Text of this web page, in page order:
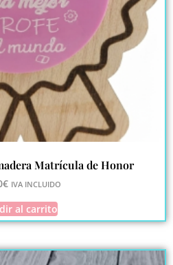
Matrícula de Honor
€ IVA INCLUIDO
al carrito